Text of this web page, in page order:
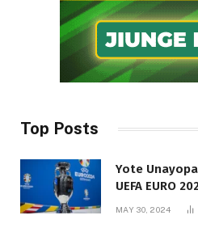
Top Posts
Yote
UEFA EURO
MAY 30, 2024